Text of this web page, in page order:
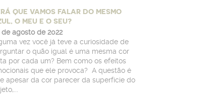
QUE VAMOS FALAR DO MESMO
O MEU E O SEU?
de agosto de 2022
vez você já teve a curiosidade de
o quão igual é uma mesma cor
por cada um? Bem como os efeitos
que ele provoca? A questão é
apesar da cor parecer da superfície do